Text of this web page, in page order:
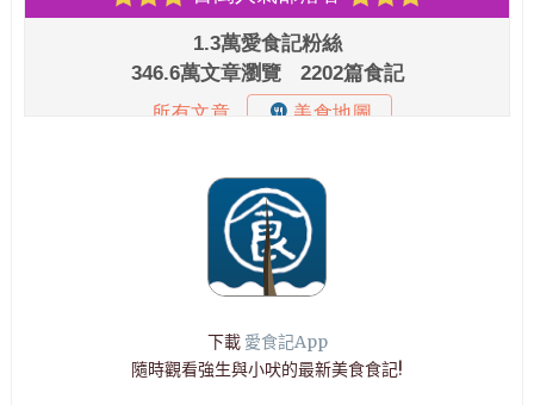
下載 愛食記App
隨時觀看強生與小吠的最新美食食記!